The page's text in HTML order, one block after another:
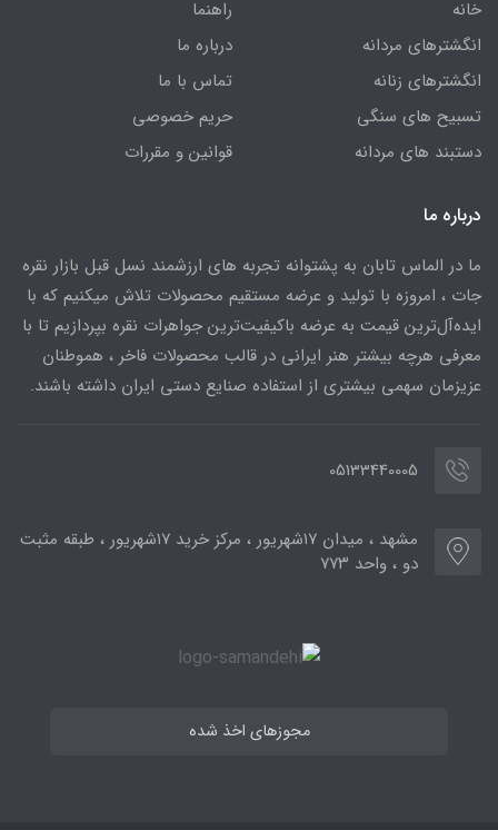
خانه
انگشترهای مردانه
انگشترهای زنانه
تسبیح های سنگی
دستبند های مردانه
راهنما
درباره ما
تماس با ما
حریم خصوصی
قوانین و مقررات
درباره ما
ما در الماس تابان به پشتوانه تجربه های ارزشمند نسل قبل بازار نقره
جات ، امروزه با تولید و عرضه مستقیم محصولات تلاش میکنیم که با
ایده‌آل‌ترین قیمت به عرضه باکیفیت‌ترین جواهرات نقره بپردازیم تا با
معرفی هرچه بیشتر هنر ایرانی در قالب محصولات فاخر ، هموطنان
عزیزمان سهمی بیشتری از استفاده صنایع دستی ایران داشته باشند.
05133440005
مشهد ، میدان ۱۷شهریور ، مرکز خرید ۱۷شهریور ، طبقه مثبت
دو ، واحد ۷۷۳
مجوزهای اخذ شده